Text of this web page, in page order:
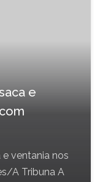
e
ventania nos
A Tribuna A